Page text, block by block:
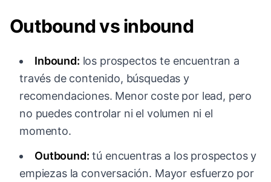
Outbound vs inbound
Inbound: los prospectos te encuentran a
través de contenido, búsquedas y
recomendaciones. Menor coste por lead, pero
no puedes controlar ni el volumen ni el
momento.
Outbound: tú encuentras a los prospectos y
empiezas la conversación. Mayor esfuerzo por